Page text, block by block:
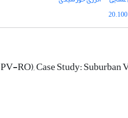
RO), Case Study: Suburban